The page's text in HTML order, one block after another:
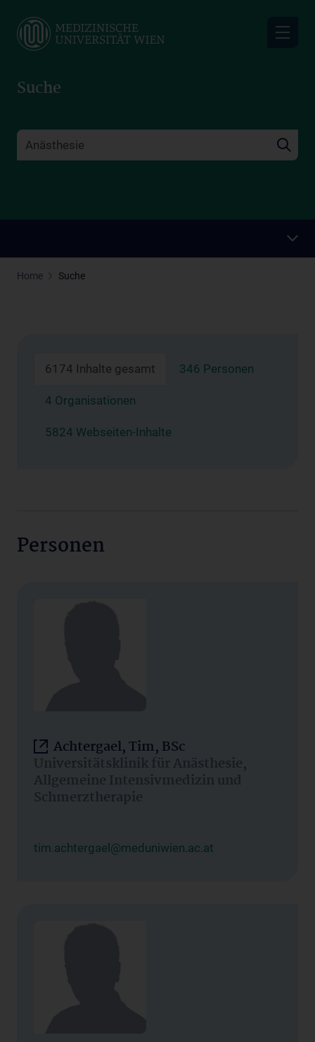
main
Suche
Home Suche
6174 Inhalte gesamt 346 Personen
4 Organisationen
5824 Webseiten-Inhalte
Personen
Achtergael, Tim, BSc
Universitätsklinik für Anästhesie,
Allgemeine Intensivmedizin und
Schmerztherapie
tim.achtergael@meduniwien.ac.at